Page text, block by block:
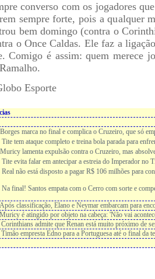
converso com os jogadores
sempre forte, pois a qualquer
bem domingo (contra o
o Once Caldas. Ele faz a
Comigo é assim: quem merece
Esporte
marca no final e complica o Cruzeiro, que só
tem ataque completo e treina bola parada para
lamenta expulsão contra o Cruzeiro, mas
evita falar em antecipar a estreia do Imperador no
não está disposto a pagar R$ 106 milhões para
final! Santos empata com o Cerro com sorte e
classificação, Elano e Neymar embarcam para
é atingido por objeto na cabeça: 'Não vai
admite que Renan está muito próximo de
empresta Edno para a Portuguesa até o final da